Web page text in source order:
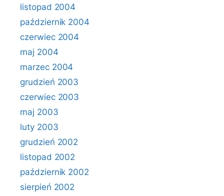
listopad 2004
październik 2004
czerwiec 2004
maj 2004
marzec 2004
grudzień 2003
czerwiec 2003
maj 2003
luty 2003
grudzień 2002
listopad 2002
październik 2002
sierpień 2002